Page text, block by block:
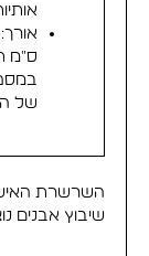
ס"מ
של
השרשרת
שיבוץ אבנים